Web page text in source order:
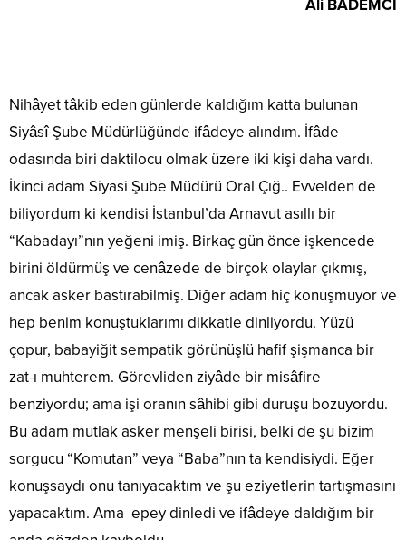
Ali BADEMCİ
Nihâyet tâkib eden günlerde kaldığım katta bulunan
Siyâsî Şube Müdürlüğünde ifâdeye alındım. İfâde
odasında biri daktilocu olmak üzere iki kişi daha vardı.
İkinci adam Siyasi Şube Müdürü Oral Çığ.. Evvelden de
biliyordum ki kendisi İstanbul’da Arnavut asıllı bir
“Kabadayı”nın yeğeni imiş. Birkaç gün önce işkencede
birini öldürmüş ve cenâzede de birçok olaylar çıkmış,
ancak asker bastırabilmiş. Diğer adam hiç konuşmuyor ve
hep benim konuştuklarımı dikkatle dinliyordu. Yüzü
çopur, babayiğit sempatik görünüşlü hafif şişmanca bir
zat-ı muhterem. Görevliden ziyâde bir misâfire
benziyordu; ama işi oranın sâhibi gibi duruşu bozuyordu.
Bu adam mutlak asker menşeli birisi, belki de şu bizim
sorgucu “Komutan” veya “Baba”nın ta kendisiydi. Eğer
konuşsaydı onu tanıyacaktım ve şu eziyetlerin tartışmasını
yapacaktım. Ama epey dinledi ve ifâdeye daldığım bir